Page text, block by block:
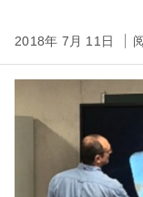
2018年 7月 11日